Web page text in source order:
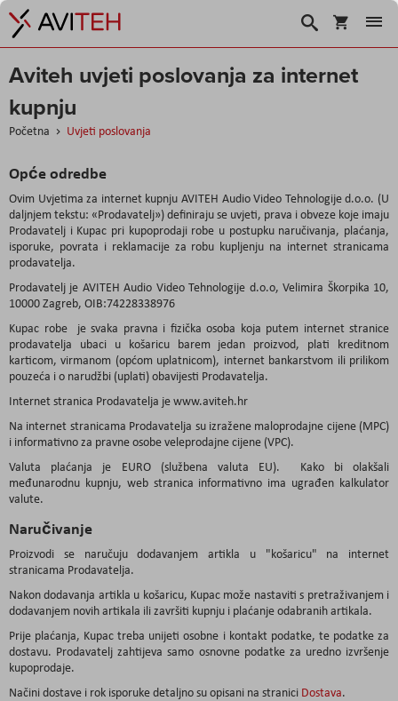
Košarica
Traži
Aviteh uvjeti poslovanja za internet
kupnju
Početna Uvjeti poslovanja
Opće odredbe
Ovim Uvjetima za internet kupnju AVITEH Audio Video Tehnologije d.o.o. (U
daljnjem tekstu: «Prodavatelj») definiraju se uvjeti, prava i obveze koje imaju
Prodavatelj i Kupac pri kupoprodaji robe u postupku naručivanja, plaćanja,
isporuke, povrata i reklamacije za robu kupljenju na internet stranicama
prodavatelja.
Prodavatelj je AVITEH Audio Video Tehnologije d.o.o, Velimira Škorpika 10,
10000 Zagreb, OIB:74228338976
Kupac robe je svaka pravna i fizička osoba koja putem internet stranice
prodavatelja ubaci u košaricu barem jedan proizvod, plati kreditnom
karticom, virmanom (općom uplatnicom), internet bankarstvom ili prilikom
pouzeća i o narudžbi (uplati) obavijesti Prodavatelja.
Internet stranica Prodavatelja je www.aviteh.hr
Na internet stranicama Prodavatelja su izražene maloprodajne cijene (MPC)
i informativno za pravne osobe veleprodajne cijene (VPC).
Valuta plaćanja je EURO (službena valuta EU). Kako bi olakšali
međunarodnu kupnju, web stranica informativno ima ugrađen kalkulator
valute.
Naručivanje
Proizvodi se naručuju dodavanjem artikla u "košaricu" na internet
stranicama Prodavatelja.
Nakon dodavanja artikla u košaricu, Kupac može nastaviti s pretraživanjem i
dodavanjem novih artikala ili završiti kupnju i plaćanje odabranih artikala.
Prije plaćanja, Kupac treba unijeti osobne i kontakt podatke, te podatke za
dostavu. Prodavatelj zahtijeva samo osnovne podatke za uredno izvršenje
kupoprodaje.
Načini dostave i rok isporuke detaljno su opisani na stranici Dostava.